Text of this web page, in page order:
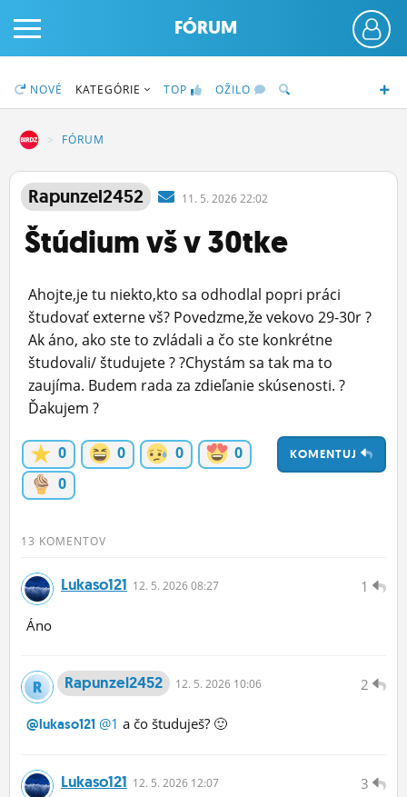
PRIHLÁS SA
ČINŽIAK
STATUSY
BLOGY
OBRÁZKY
MÔJ PROFIL
NASTAVENIA
ROLETA
FÓRUM
NOVÉ KATEGÓRIE TOP OŽILO
FÓRUM
Rapunzel2452 11. 5. 2026 22:02
Štúdium vš v 30tke
Ahojte,je tu niekto,kto sa odhodlal popri práci
študovať externe vš? Povedzme,že vekovo 29-30r ?
Ak áno, ako ste to zvládali a čo ste konkrétne
študovali/ študujete ? ?Chystám sa tak ma to
zaujíma. Budem rada za zdieľanie skúsenosti. ?
Ďakujem ?
KOMENTUJ
0 0 0
0
0
13 KOMENTOV
1
Lukaso121 12. 5. 2026 08:27
Áno
2
Rapunzel2452 12. 5. 2026 10:06
@lukaso121 @1 a čo študuješ? 🙂
3
Lukaso121 12. 5. 2026 12:07